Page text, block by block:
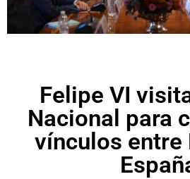
Felipe VI
Nacional para
vínculos entre